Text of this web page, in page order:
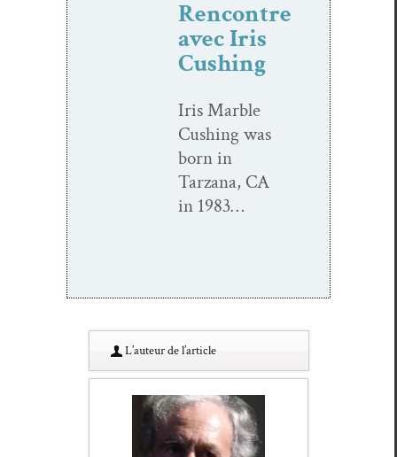
Rencontre
avec Iris
Cushing
Iris Mar­ble
Cush­ing was
born in
Tarzana, CA
in 1983…
L’au­teur de l’article